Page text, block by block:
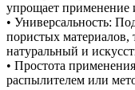
упрощает применение
• Универсальность:
пористых материалов,
натуральный и
• Простота
распылителем или